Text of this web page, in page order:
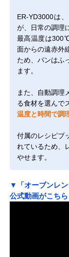
ER-YD3000は
が、日常の調理
最高温度は
面からの遠赤外
ため、パンはふ
ます。
また、自動調理
る食材を選んで
温度と時間で調
付属のレシピブ
れているため、
やせます。
▼「オーブンレ
公式動画がこちら